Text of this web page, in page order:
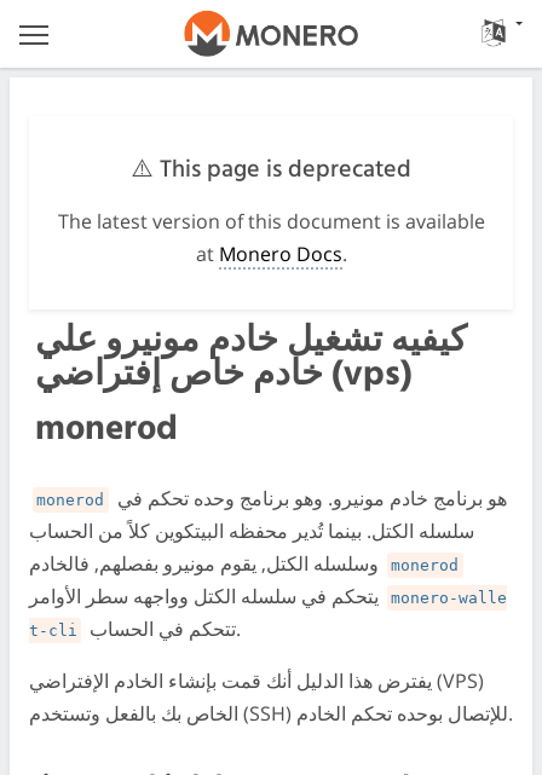
⚠️ This page is deprecated
The latest version of this document is available
at Monero Docs.
كيفيه تشغيل خادم مونيرو علي
خادم خاص إفتراضي (vps)
monerod
monerod
سلسله الكتل. بينما تُدير محفظه البيتكوين كلاً من الحساب
monerod
monero-walle
t-cli
تتحكم في الحساب.
يفترض هذا الدليل أنك قمت بإنشاء الخادم الإفتراضي (VPS)
الخاص بك بالفعل وتستخدم (SSH) للإتصال بوحده تحكم الخادم.